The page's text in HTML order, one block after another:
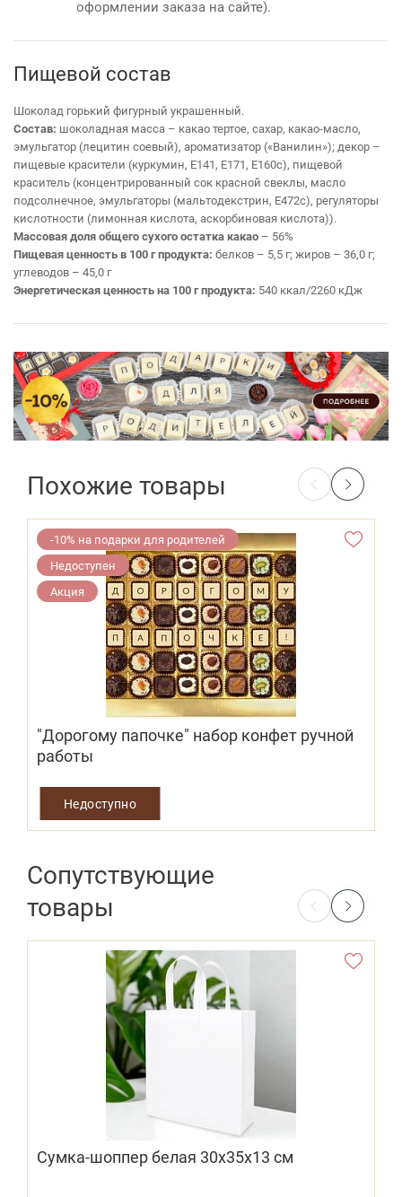
оформлении заказа на сайте).
Пищевой состав
Шоколад горький фигурный украшенный.
Состав: шоколадная масса – какао тертое, сахар, какао-масло,
эмульгатор (лецитин соевый), ароматизатор («Ванилин»); декор –
пищевые красители (куркумин, Е141, Е171, Е160с), пищевой
краситель (концентрированный сок красной свеклы, масло
подсолнечное, эмульгаторы (мальтодекстрин, Е472с), регуляторы
кислотности (лимонная кислота, аскорбиновая кислота)).
Массовая доля общего сухого остатка какао – 56%
Пищевая ценность в 100 г продукта: белков – 5,5 г; жиров – 36,0 г;
углеводов – 45,0 г
Энергетическая ценность на 100 г продукта: 540 ккал/2260 кДж
Похожие товары
-10% на подарки для родителей
Недоступен
Акция
"Дорогому папочке" набор конфет ручной
работы
Недоступно
Сопутствующие
товары
Сумка-шоппер белая 30х35х13 см